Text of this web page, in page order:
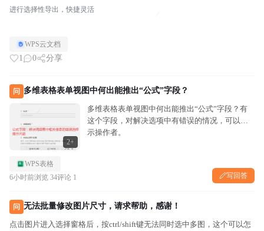
进行选择性导出，快捷灵活
WPS云文档
1 0 分享
问 多维表格表单视图中何出能推出“公式”字段？
2+
多维表格表单视图中何出能推出“公式”字段？有
这个字段，对解决选项中有错误的情况，可以提
示操作者。
WPS表格
6小时前浏览 34评论 1 写回答
问 无法批量修改图片尺寸，请求帮助，感谢！
点击图片进入选择窗格后，按ctrl/shift键无法同时选中多图，这个可以怎